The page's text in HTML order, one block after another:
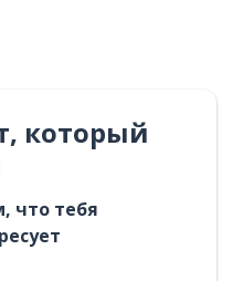
который
что тебя